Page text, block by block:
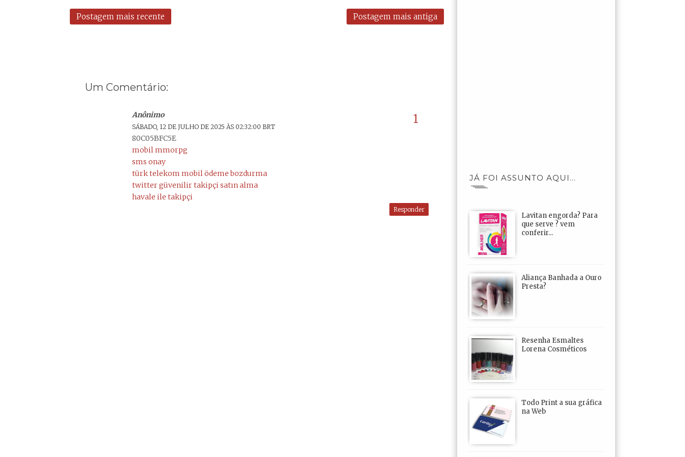
Postagem mais recente Postagem mais antiga
Um Comentário:
Anônimo
SÁBADO, 12 DE JULHO DE 2025 ÀS 02:32:00 BRT
80C05BFC5E
mobil mmorpg
sms onay
türk telekom mobil ödeme bozdurma
twitter güvenilir takipçi satın alma
havale ile takipçi
Responder
JÁ FOI ASSUNTO AQUI...
Lavitan engorda? Para
que serve ? vem
conferir...
Aliança Banhada a Ouro
Presta?
Resenha Esmaltes
Lorena Cosméticos
Todo Print a sua gráfica
na Web